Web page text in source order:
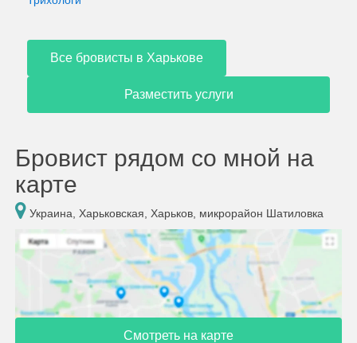
Все бровисты в Харькове
Разместить услуги
Бровист рядом со мной на
карте
Украина, Харьковская, Харьков, микрорайон Шатиловка
Смотреть на карте